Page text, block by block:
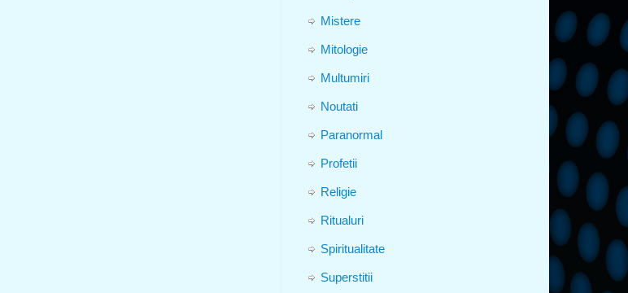
Mistere
Mitologie
Multumiri
Noutati
Paranormal
Profetii
Religie
Ritualuri
Spiritualitate
Superstitii